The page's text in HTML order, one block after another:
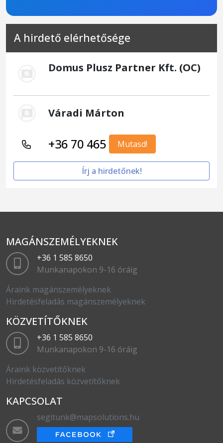
A hirdető elérhetősége
Domus Plusz Partner Kft. (OC)
Váradi Márton
+36 70 465 Mutasd!
Írj a hirdetőnek!
MAGÁNSZEMÉLYEKNEK
+36 1 585 8650
Munkanapokon 9-16 óráig
Áraink magánszemélyeknek
Hirdetésfeladás magánszemélyeknek
KÖZVETÍTŐKNEK
+36 1 585 8650
Munkanapokon 9-16 óráig
Áraink közvetítőknek
Hirdetésfeladás közvetítőknek
KAPCSOLAT
segitunk@mapsolutions.hu